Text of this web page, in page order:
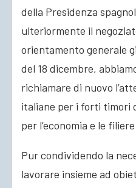
della Presidenza
ulteriormente il
orientamento generale
del 18 dicembre,
richiamare di nuovo
italiane per i forti timori
per l’economia e le
Pur condividendo la
lavorare insieme ad